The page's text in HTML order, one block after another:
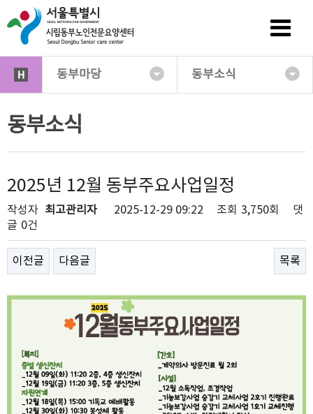
동부마당 동부소식
동부소식
2025년 12월 동부주요사업일정
작성자 최고관리자 2025-12-29 09:22 조회 3,750회
댓
글 0건
이전글 다음글 목록